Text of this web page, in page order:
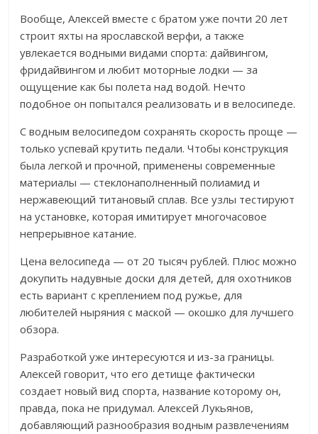
Вообще, Алексей вместе с братом уже почти 20 лет
строит яхты на ярославской верфи, а также
увлекается водными видами спорта: дайвингом,
фридайвингом и любит моторные лодки — за
ощущение как бы полета над водой. Нечто
подобное он попытался реализовать и в велосипеде.
С водным велосипедом сохранять скорость проще —
только успевай крутить педали. Чтобы конструкция
была легкой и прочной, применены современные
материалы — стеклонаполненный полиамид и
нержавеющий титановый сплав. Все узлы тестируют
на установке, которая имитирует многочасовое
непрерывное катание.
Цена велосипеда — от 20 тысяч рублей. Плюс можно
докупить надувные доски для детей, для охотников
есть вариант с креплением под ружье, для
любителей ныряния с маской — окошко для лучшего
обзора.
Разработкой уже интересуются и из-за границы.
Алексей говорит, что его детище фактически
создает новый вид спорта, название которому он,
правда, пока не придумал. Алексей Лукьянов,
добавляющий разнообразия водным развлечениям